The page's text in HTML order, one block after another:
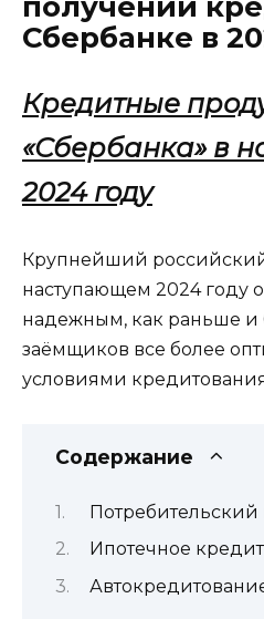
Сбербанке в
Кредитные
«Сбербанка» в
2024 году
Крупнейший
наступающем 2024 году
надежным, как раньше и
заёмщиков все более
условиями
Содержание
Потребительский
Ипотечное